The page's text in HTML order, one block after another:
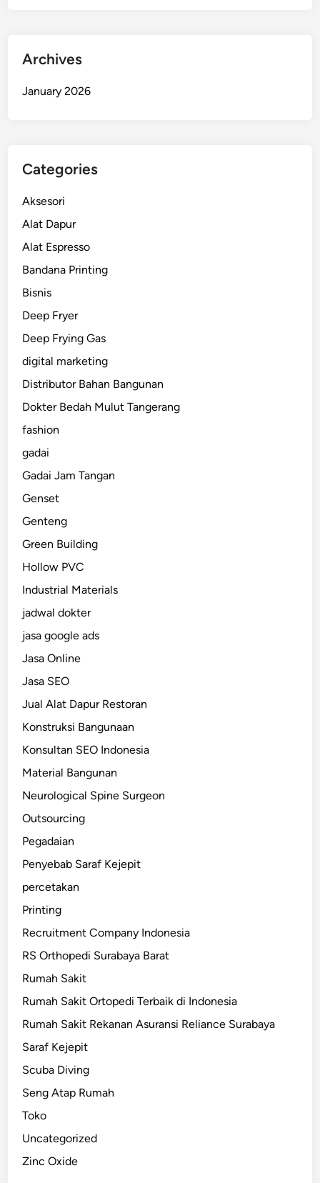
Archives
January 2026
Categories
Aksesori
Alat Dapur
Alat Espresso
Bandana Printing
Bisnis
Deep Fryer
Deep Frying Gas
digital marketing
Distributor Bahan Bangunan
Dokter Bedah Mulut Tangerang
fashion
gadai
Gadai Jam Tangan
Genset
Genteng
Green Building
Hollow PVC
Industrial Materials
jadwal dokter
jasa google ads
Jasa Online
Jasa SEO
Jual Alat Dapur Restoran
Konstruksi Bangunaan
Konsultan SEO Indonesia
Material Bangunan
Neurological Spine Surgeon
Outsourcing
Pegadaian
Penyebab Saraf Kejepit
percetakan
Printing
Recruitment Company Indonesia
RS Orthopedi Surabaya Barat
Rumah Sakit
Rumah Sakit Ortopedi Terbaik di Indonesia
Rumah Sakit Rekanan Asuransi Reliance Surabaya
Saraf Kejepit
Scuba Diving
Seng Atap Rumah
Toko
Uncategorized
Zinc Oxide